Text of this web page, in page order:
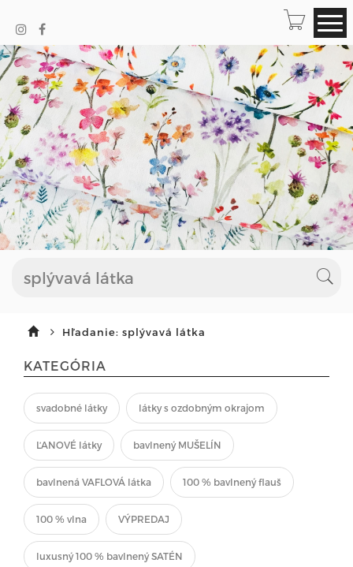
Hľadanie: splývavá látka
KATEGÓRIA
svadobné látky látky s ozdobným okrajom
ĽANOVÉ látky bavlnený MUŠELÍN
bavlnená VAFLOVÁ látka 100 % bavlnený flauš
100 % vlna VÝPREDAJ
luxusný 100 % bavlnený SATÉN